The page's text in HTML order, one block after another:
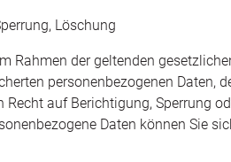
Löschung
Rahmen der geltenden
personenbezogenen Daten,
Recht auf Berichtigung, Sperrung
Daten können Sie